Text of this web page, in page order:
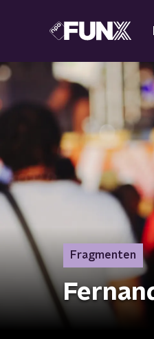
Fragmenten